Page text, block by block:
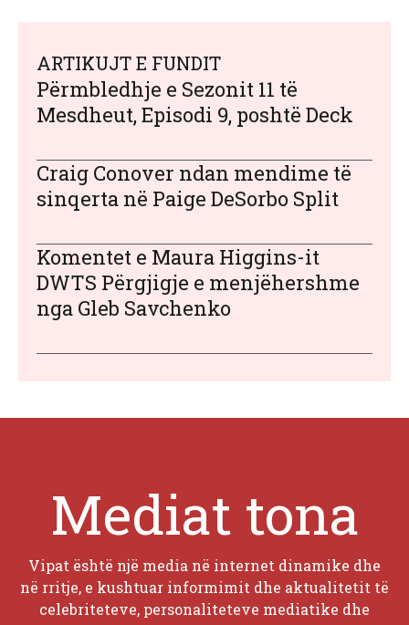
ARTIKUJT E FUNDIT
Përmbledhje e Sezonit 11 të
Mesdheut, Episodi 9, poshtë Deck
Craig Conover ndan mendime të
sinqerta në Paige DeSorbo Split
Komentet e Maura Higgins-it
DWTS Përgjigje e menjëhershme
nga Gleb Savchenko
Mediat tona
Vipat është një media në internet dinamike dhe
në rritje, e kushtuar informimit dhe aktualitetit të
celebriteteve, personaliteteve mediatike dhe